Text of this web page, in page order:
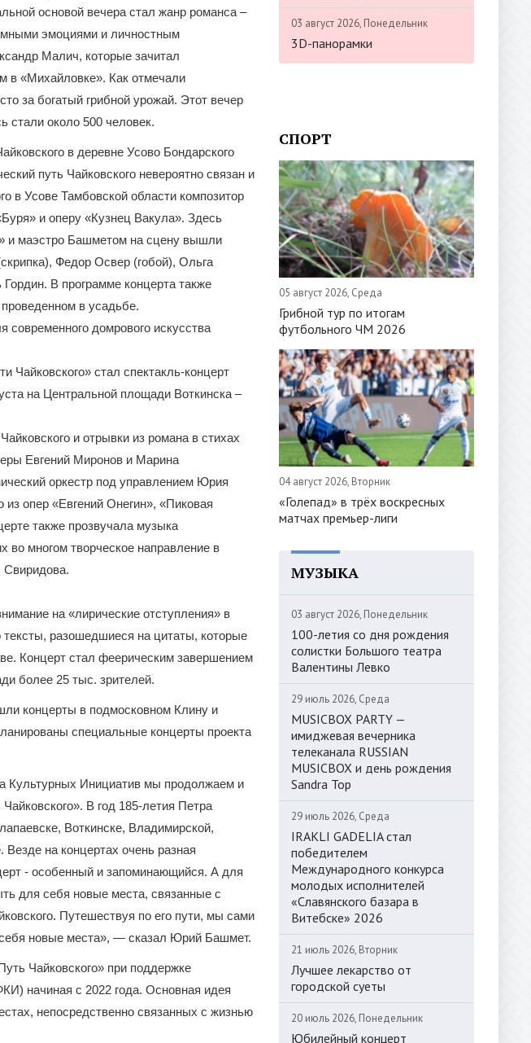
основой вечера стал жанр романса –
эмоциями и личностным
Малич, которые зачитал
в «Михайловке». Как отмечали
за богатый грибной урожай. Этот вечер
стали около 500 человек.
в деревне Усово Бондарского
путь Чайковского невероятно связан и
в Усове Тамбовской области композитор
и оперу «Кузнец Вакула». Здесь
и маэстро Башметом на сцену вышли
Федор Освер (гобой), Ольга
В программе концерта также
в усадьбе.
современного домрового искусства
Чайковского» стал спектакль-концерт
на Центральной площади Воткинска –
и отрывки из романа в стихах
Евгений Миронов и Марина
оркестр под управлением Юрия
опер «Евгений Онегин», «Пиковая
также прозвучала музыка
многом творческое направление в
Свиридова.
на «лирические отступления» в
разошедшиеся на цитаты, которые
Концерт стал феерическим завершением
более 25 тыс. зрителей.
концерты в подмосковном Клину и
специальные концерты проекта
Культурных Инициатив мы продолжаем и
В год 185-летия Петра
Воткинске, Владимирской,
на концертах очень разная
- особенный и запоминающийся. А для
для себя новые места, связанные с
Путешествуя по его пути, мы сами
новые места», — сказал Юрий Башмет.
Чайковского» при поддержке
начиная с 2022 года. Основная идея
непосредственно связанных с жизнью
03 август 2026, Понедельник
3D-панорамки
СПОРТ
05 август 2026, Среда
Грибной тур по итогам
футбольного ЧМ 2026
04 август 2026, Вторник
«Голепад» в трёх воскресных
матчах премьер-лиги
МУЗЫКА
03 август 2026, Понедельник
100-летия со дня рождения
солистки Большого театра
Валентины Левко
29 июль 2026, Среда
MUSICBOX PARTY —
имиджевая вечерника
телеканала RUSSIAN
MUSICBOX и день рождения
Sandra Top
29 июль 2026, Среда
IRAKLI GADELIA стал
победителем
Международного конкурса
молодых исполнителей
«Славянского базара в
Витебске» 2026
21 июль 2026, Вторник
Лучшее лекарство от
городской суеты
20 июль 2026, Понедельник
Юбилейный концерт